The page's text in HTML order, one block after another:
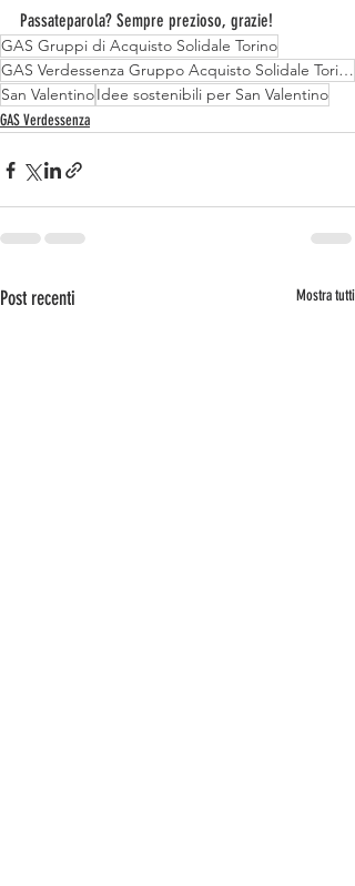
Passateparola? Sempre prezioso, grazie!
GAS Gruppi di Acquisto Solidale Torino
GAS Verdessenza Gruppo Acquisto Solidale Torino
San ValentinoIdee sostenibili per San Valentino
GAS Verdessenza
Post recenti Mostra tutti